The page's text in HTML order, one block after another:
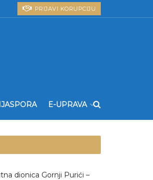
PRIJAVI KORUPCIJU
E-UPRAVA
dionica Gornji Purići –